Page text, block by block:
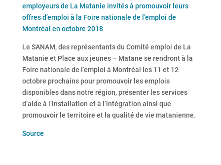
employeurs de La Matanie invités à promouvoir leurs
offres d’emploi à la Foire nationale de l’emploi de
Montréal en octobre 2018
Le SANAM, des représentants du Comité emploi de La
Matanie et Place aux jeunes – Matane se rendront à la
Foire nationale de l’emploi à Montréal les 11 et 12
octobre prochains pour promouvoir les emplois
disponibles dans notre région, présenter les services
d’aide à l’installation et à l’intégration ainsi que
promouvoir le territoire et la qualité de vie matanienne.
Source